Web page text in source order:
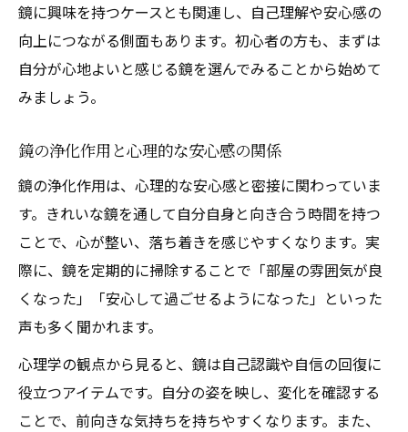
鏡に興味を持つケースとも関連し、自己理解や安心感の
向上につながる側面もあります。初心者の方も、まずは
自分が心地よいと感じる鏡を選んでみることから始めて
みましょう。
鏡の浄化作用と心理的な安心感の関係
鏡の浄化作用は、心理的な安心感と密接に関わっていま
す。きれいな鏡を通して自分自身と向き合う時間を持つ
ことで、心が整い、落ち着きを感じやすくなります。実
際に、鏡を定期的に掃除することで「部屋の雰囲気が良
くなった」「安心して過ごせるようになった」といった
声も多く聞かれます。
心理学の観点から見ると、鏡は自己認識や自信の回復に
役立つアイテムです。自分の姿を映し、変化を確認する
ことで、前向きな気持ちを持ちやすくなります。また、